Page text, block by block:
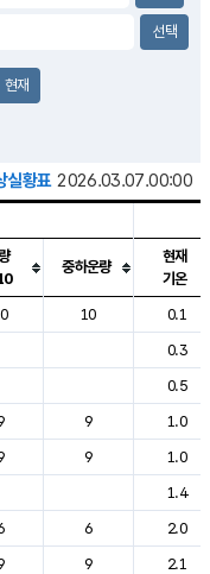
현재
실황표 2026.03.07.00:00
바람, 기압등을 안내한 표입
중하운량
현재
기온
10
0.1
0.3
0.5
9
1.0
9
1.0
1.4
6
2.0
9
2.1